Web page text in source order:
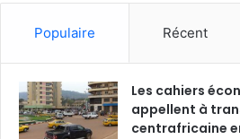
Populaire Récent
Les cahiers
appellent à
centrafricaine